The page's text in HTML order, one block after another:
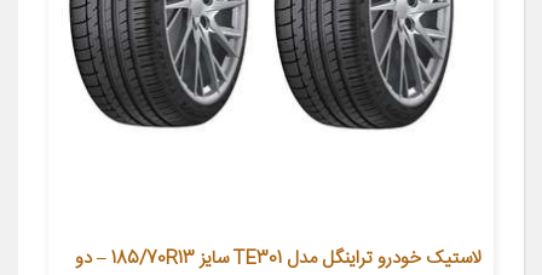
لاستیک خودرو تراینگل مدل TE301 سایز 185/70R13 – دو